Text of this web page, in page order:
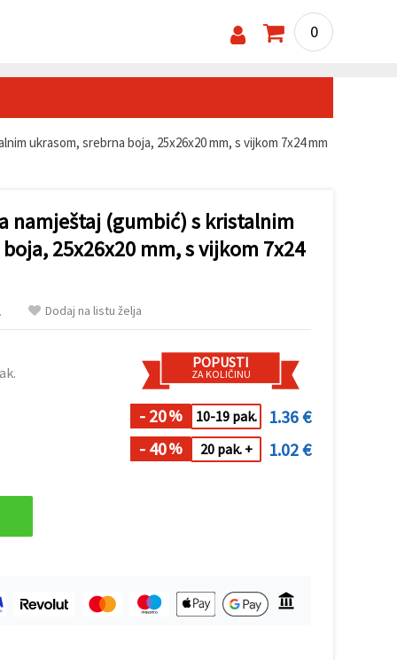
0
ukrasom, srebrna boja, 25x26x20 mm, s vijkom 7x24 mm
namještaj (gumbić) s kristalnim
25x26x20 mm, s vijkom 7x24
Dodaj na listu želja
POPUSTI
ZA KOLIČINU
- 20% 10-19 pak.
1.36 €
- 40% 20 pak. + 1.02 €